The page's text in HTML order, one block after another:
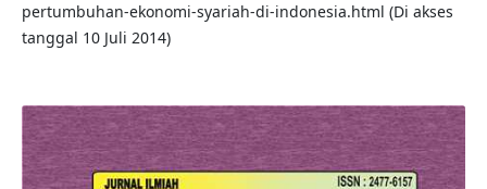
pertumbuhan-ekonomi-syariah-di-indonesia.html (Di akses
tanggal 10 Juli 2014)